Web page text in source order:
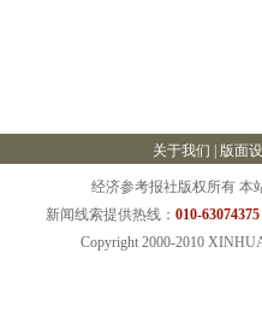
关于我们 版面
经济参考报社版权所有 本
新闻线索提供热线： 010-
Copyright 2000-2010